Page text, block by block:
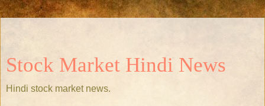
Stock Market Hindi News
Hindi stock market news.